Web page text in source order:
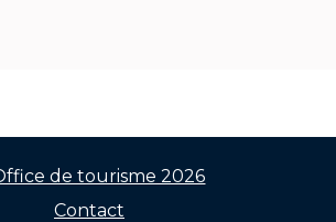
de tourisme 2026
Contact